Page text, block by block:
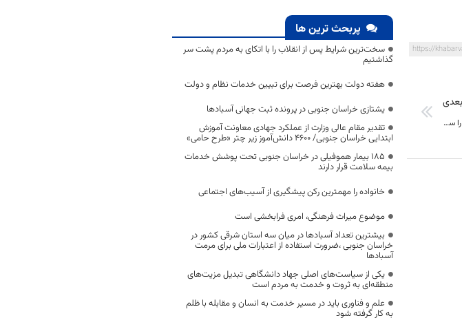
https://
بعدی
فقدان مهارت جویندگان کار، 70 درصد فرصت های شغلی استان را سوزاند
پربحث ترین ها
سخت‌ترین شرایط پس از انقلاب را با اتکای به مردم پشت سر
گذاشتیم
هفته دولت بهترین فرصت برای تبیین خدمات نظام و دولت
یشتازی خراسان جنوبی در پرونده ثبت جهانی آسبادها
تقدیر مقام عالی وزارت از عملکرد جهادی معاونت آموزش
ابتدایی خراسان جنوبی/ ۴۶۰۰ دانش‌آموز زیر چتر «طرح حامی»
۱۸۵ بیمار هموفیلی در خراسان جنوبی تحت پوشش خدمات
بیمه سلامت قرار دارند
خانواده را مهمترین رکن پیشگیری از آسیب‌های اجتماعی
موضوع میراث فرهنگی، امری فرابخشی است
بیشترین تعداد آسبادها در میان سه استان شرقی کشور در
خراسان جنوبی ،ضرورت استفاده از اعتبارات ملی برای مرمت
آسبادها
یکی از سیاست‌های اصلی جهاد دانشگاهی تبدیل مزیت‌های
منطقه‌ای به ثروت و خدمت به مردم است
علم و فناوری باید در مسیر خدمت به انسان و مقابله با ظلم
به کار گرفته شود